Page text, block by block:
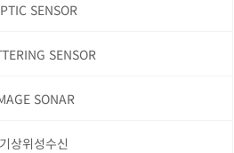
SENSOR
SENSOR
SONAR
기상위성수신